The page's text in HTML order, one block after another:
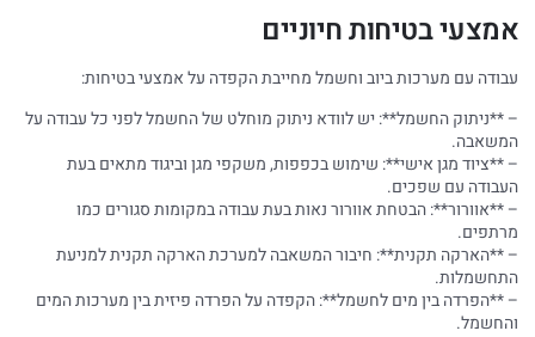
אמצעי בטיחות חיוניים
עבודה עם מערכות ביוב וחשמל מחייבת הקפדה על אמצעי בטיחות:
– **ניתוק החשמל**: יש לוודא ניתוק מוחלט של החשמל לפני כל עבודה על
המשאבה.
– **ציוד מגן אישי**: שימוש בכפפות, משקפי מגן וביגוד מתאים בעת
העבודה עם שפכים.
– **אוורור**: הבטחת אוורור נאות בעת עבודה במקומות סגורים כמו
מרתפים.
– **הארקה תקנית**: חיבור המשאבה למערכת הארקה תקנית למניעת
התחשמלות.
– **הפרדה בין מים לחשמל**: הקפדה על הפרדה פיזית בין מערכות המים
והחשמל.